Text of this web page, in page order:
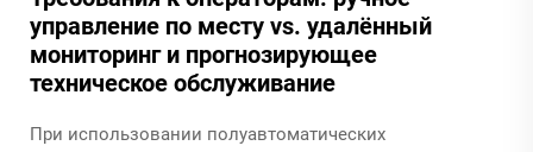
управление по месту vs. удалённый
мониторинг и прогнозирующее
техническое обслуживание
При использовании полуавтоматических